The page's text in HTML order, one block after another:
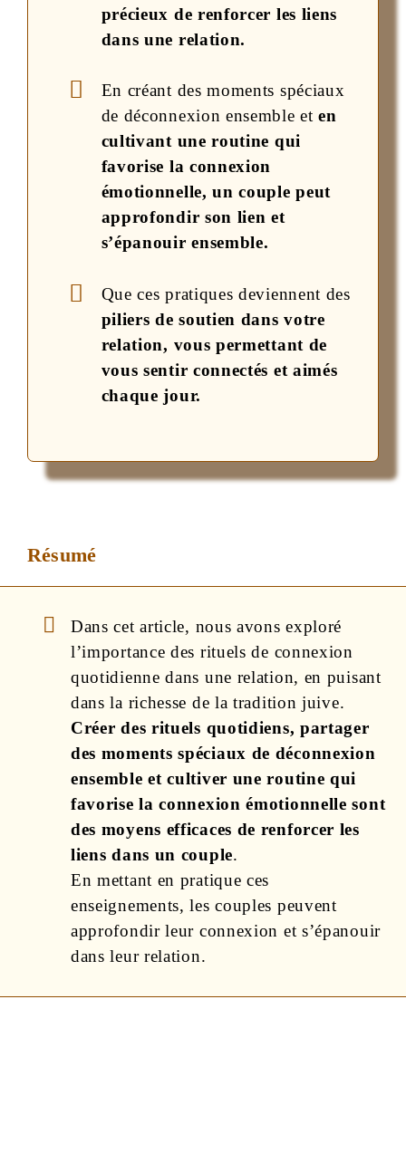
précieux de renforcer les liens
dans une relation.
En créant des moments spéciaux
de déconnexion ensemble eten
cultivant une routine qui
favorise la connexion
émotionnelle, un couple peut
approfondir son lien et
s’épanouir ensemble.
Que ces pratiques deviennent des
piliers de soutien dans votre
relation, vous permettant de
vous sentir connectés et aimés
chaque jour.
Résumé
Dans cet article, nous avons exploré
l’importance des rituels de connexion
quotidienne dans une relation, en puisant
dans la richesse de la tradition juive.
Créer des rituels quotidiens, partager
des moments spéciaux de déconnexion
ensemble et cultiver une routine qui
favorise la connexion émotionnelle sont
des moyens efficaces de renforcer les
liens dans un couple.
En mettant en pratique ces
enseignements, les couples peuvent
approfondir leur connexion et s’épanouir
dans leur relation.